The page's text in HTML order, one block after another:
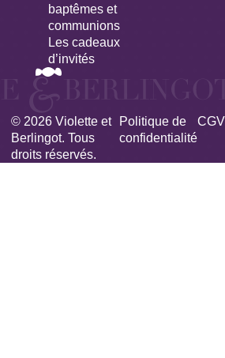
baptêmes et
communions
Les cadeaux
d’invités
© 2026 Violette et
Berlingot. Tous
droits réservés.
Politique de
confidentialité
CGV